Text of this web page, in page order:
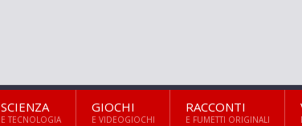
SCIENZA
E TECNOLOGIA
GIOCHI
E VIDEOGIOCHI
RACCONTI
E FUMETTI ORIGINALI